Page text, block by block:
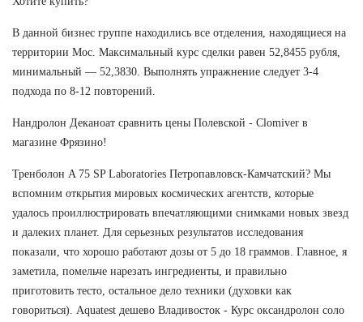
В данной бизнес группе находились все отделения, находящиеся на
территории Мос. Максимальный курс сделки равен 52,8455 рубля,
минимальный — 52,3830. Выполнять упражнение следует 3-4
подхода по 8-12 повторений.
Нандролон Деканоат сравнить цены Полевской - Clomiver в
магазине Фрязино!
Тренболон A 75 SP Laboratories Петропавловск-Камчатский? Мы
вспомним открытия мировых космических агентств, которые
удалось проиллюстрировать впечатляющими снимками новых звезд
и далеких планет. Для серьезных результатов исследования
показали, что хорошо работают дозы от 5 до 18 граммов. Главное, я
заметила, помельче нарезать ингредиенты, и правильно
приготовить тесто, остальное дело техники (духовки как
говориться). Aquatest дешево Владивосток - Курс оксандролон соло